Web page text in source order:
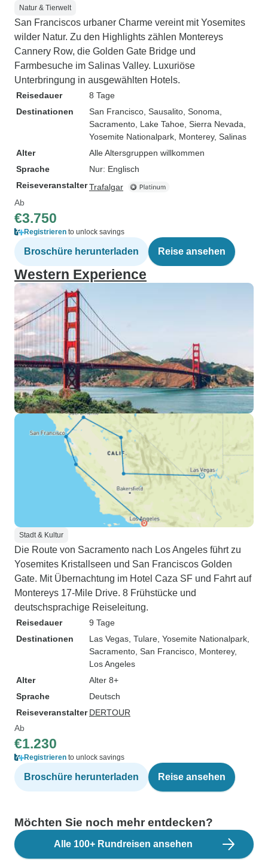
Natur & Tierwelt
San Franciscos urbaner Charme vereint mit Yosemites
wilder Natur. Zu den Highlights zählen Montereys
Cannery Row, die Golden Gate Bridge und
Farmbesuche im Salinas Valley. Luxuriöse
Unterbringung in ausgewählten Hotels.
Reisedauer
8 Tage
Destinationen
San Francisco , Sausalito , Sonoma
Sacramento , Lake Tahoe , Sierra Nevada
Yosemite Nationalpark , Monterey, Salinas
Alter
Alle Altersgruppen willkommen
Sprache
Nur: Englisch
ReiseveranstalterTrafalgar
Ab
€3.750
Registrieren to unlock savings
Broschüre herunterladen Reise ansehen
Western Experience
Stadt & Kultur
Die Route von Sacramento nach Los Angeles führt zu
Yosemites Kristallseen und San Franciscos Golden
Gate. Mit Übernachtung im Hotel Caza SF und Fahrt auf
Montereys 17-Mile Drive. 8 Frühstücke und
deutschsprachige Reiseleitung.
Reisedauer
9 Tage
Destinationen
Las Vegas , Tulare , Yosemite Nationalpark
Sacramento , San Francisco , Monterey,
Los Angeles
Alter
Alter 8+
Sprache
Deutsch
Reiseveranstalter DERTOUR
Ab
€1.230
Registrieren to unlock savings
Broschüre herunterladen Reise ansehen
Möchten Sie noch mehr entdecken?
Alle 100+ Rundreisen ansehen